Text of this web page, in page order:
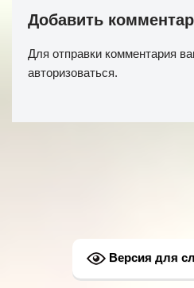
Добавить
Для отправки комментария
авторизоваться.
Версия для